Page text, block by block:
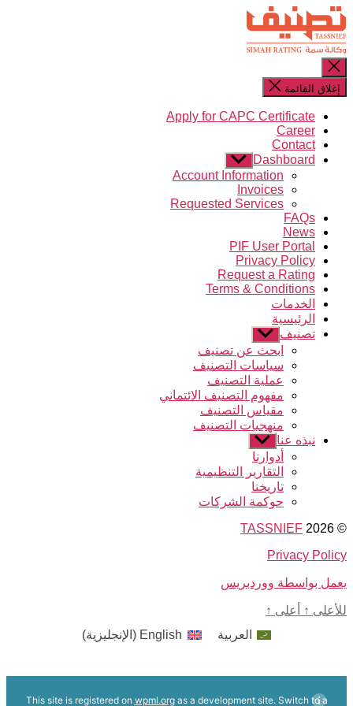
التخطي
إلى
المحتوى
TASSNIEF
إغلاق
البحث
إغلاق القائمة
Apply for CAPC Certificate
Career
Contact
Dashboard
عرض
القائمة
الفرعية
Account Information
Invoices
Requested Services
FAQs
News
PIF User Portal
Privacy Policy
Request a Rating
Terms & Conditions
الخدمات
الرئيسية
تصنيف عرض
القائمة
الفرعية
ابحث عن تصنيف
سياسات التصنيف
عملية التصنيف
مفهوم التصنيف الائتماني
مقياس التصنيف
منهجيات التصنيف
نبذه عنا عرض
القائمة
الفرعية
أدوارنا
التقارير التنظيمية
تاريخنا
حوكمة الشركات
© 2026
TASSNIEF
Privacy Policy
يعمل بواسطة ووردبريس
للأعلى ↑ أعلى ↑
العربية
English
(الإنجليزية)
This site is registered on wpml.orgas a development site. Switch to a